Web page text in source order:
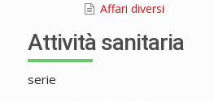
Affari diversi
Attività sanitaria
serie